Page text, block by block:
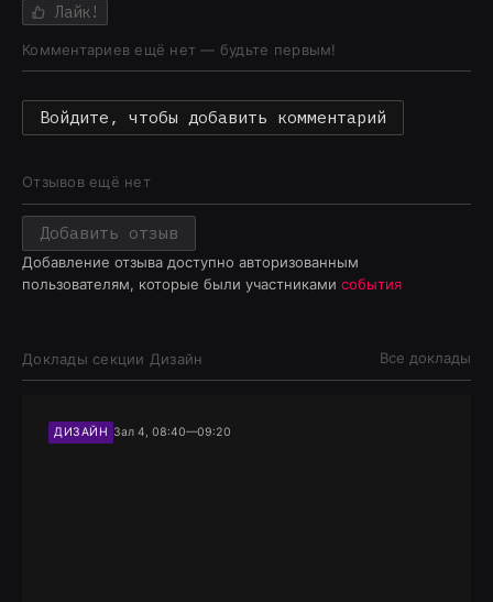
Лайк!
Комментариев ещё нет — будьте первым!
Войдите, чтобы добавить комментарий
Отзывов ещё нет
Добавить отзыв
Добавление отзыва доступно авторизованным
пользователям, которые были участниками события
Доклады секции Дизайн Все доклады
ДИЗАЙН Зал 4, 08:40—09:20